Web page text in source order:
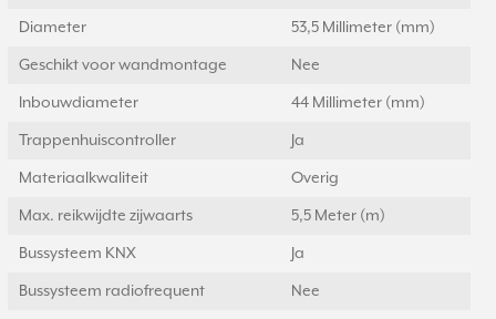
Diameter 53,5 Millimeter (mm)
Geschikt voor wandmontage Nee
Inbouwdiameter 44 Millimeter (mm)
Trappenhuiscontroller Ja
Materiaalkwaliteit Overig
Max. reikwijdte zijwaarts 5,5 Meter (m)
Bussysteem KNX Ja
Bussysteem radiofrequent Nee